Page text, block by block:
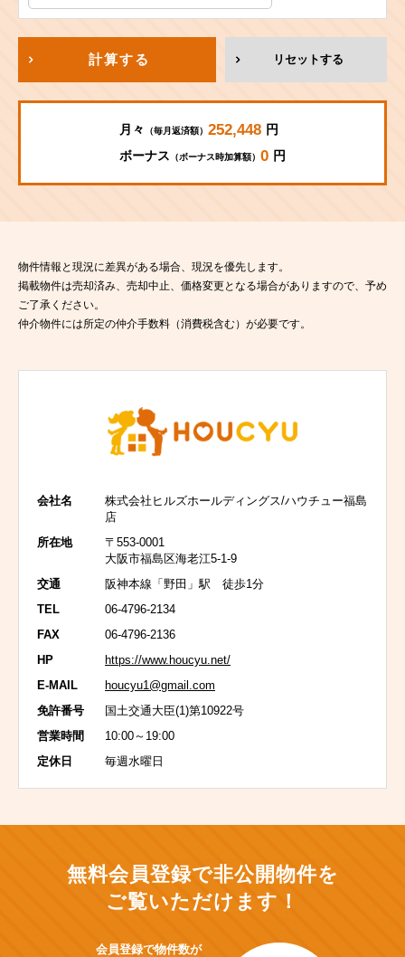
計算する リセットする
月々 （毎月返済額） 252,448 円
ボーナス （ボーナス時加算額） 0 円
物件情報と現況に差異がある場合、現況を優先します。
掲載物件は売却済み、売却中止、価格変更となる場合がありますので、予め
ご了承ください。
仲介物件には所定の仲介手数料（消費税含む）が必要です。
会社名
株式会社ヒルズホールディングス/ハウチュー福島
店
所在地
〒553-0001
大阪市福島区海老江5-1-9
交通
阪神本線「野田」駅 徒歩1分
TEL
06-4796-2134
FAX
06-4796-2136
HP
https://www.houcyu.net/
E-MAIL
houcyu1@gmail.com
免許番号
国土交通大臣(1)第10922号
営業時間
10:00～19:00
定休日
毎週水曜日
無料会員登録で非公開物件を
ご覧いただけます！
会員登録で物件数が